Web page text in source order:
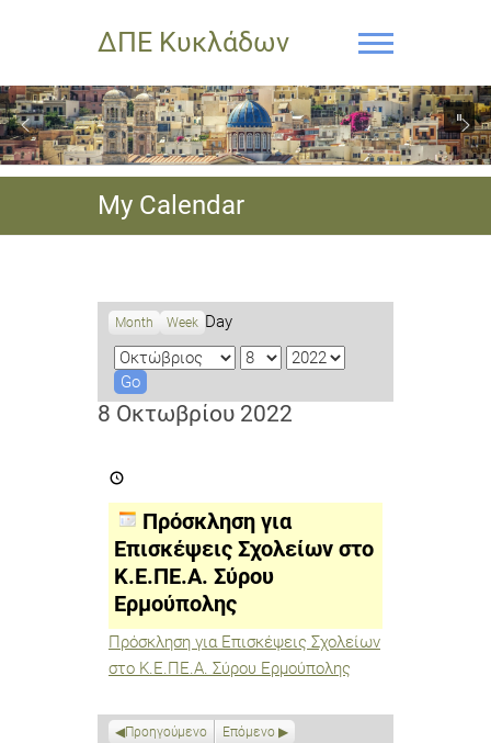
ΔΠΕ Κυκλάδων
My Calendar
Month Week Day
M
o
n
D
y
Y
a
8 Οκτωβρίου 2022
για
Σχολείων
στο
Κ.Ε.ΠΕ.Α.
Σύρου
Ερμούπολης
Πρόσκληση για
Επισκέψεις Σχολείων στο
Κ.Ε.ΠΕ.Α. Σύρου
Ερμούπολης
Πρόσκληση για Επισκέψεις Σχολείων
στο Κ.Ε.ΠΕ.Α. Σύρου Ερμούπολης
Προηγούμενο Επόμενο